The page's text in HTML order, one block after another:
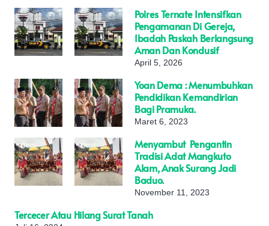
Polres Ternate Intensifkan
Pengamanan Di Gereja,
Ibadah Paskah Berlangsung
Aman Dan Kondusif
April 5, 2026
Yoan Dema : Menumbuhkan
Pendidikan Kemandirian
Bagi Pramuka.
Maret 6, 2023
Menyambut Pengantin
Tradisi Adat Mangkuto
Alam, Anak Surang Jadi
Baduo.
November 11, 2023
Tercecer Atau Hilang Surat Tanah